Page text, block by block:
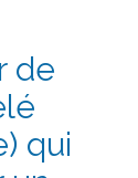
de
qui